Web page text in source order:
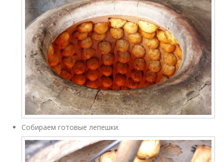
Собираем готовые лепешки.